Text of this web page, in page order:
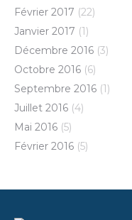
Février 2017 (22)
Janvier 2017 (1)
Décembre 2016 (3)
Octobre 2016 (6)
Septembre 2016 (1)
Juillet 2016 (4)
Mai 2016 (5)
Février 2016 (5)